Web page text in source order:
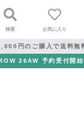
検索 お気に入り
円のご購入で送料無
26AW 予約受付開始